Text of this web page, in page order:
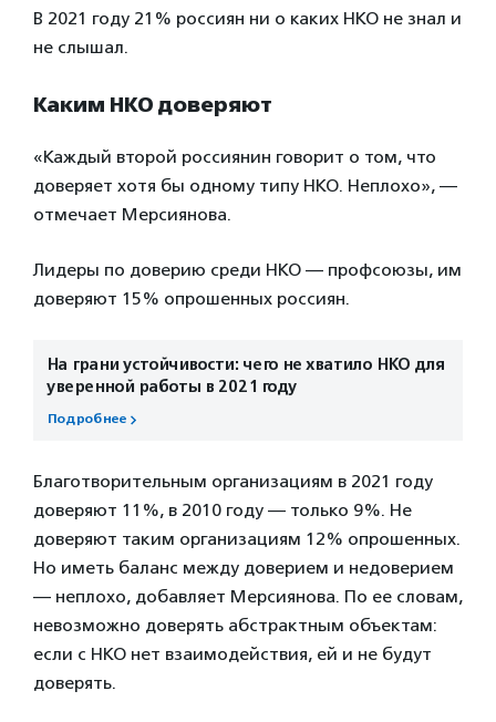
В 2021 году 21% россиян ни о каких НКО не знал и
не слышал.
Каким НКО доверяют
«Каждый второй россиянин говорит о том, что
доверяет хотя бы одному типу НКО. Неплохо», —
отмечает Мерсиянова.
Лидеры по доверию среди НКО — профсоюзы, им
доверяют 15% опрошенных россиян.
На грани устойчивости: чего не хватило НКО для
уверенной работы в 2021 году
Подробнее
Благотворительным организациям в 2021 году
доверяют 11%, в 2010 году — только 9%. Не
доверяют таким организациям 12% опрошенных.
Но иметь баланс между доверием и недоверием
— неплохо, добавляет Мерсиянова. По ее словам,
невозможно доверять абстрактным объектам:
если с НКО нет взаимодействия, ей и не будут
доверять.